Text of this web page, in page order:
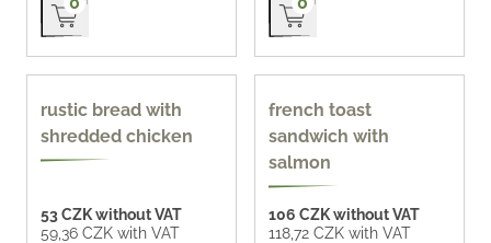
90 g
rustic bread with
shredded chicken
53 CZK without VAT
59,36 CZK with VAT
90 g
french toast
sandwich with
salmon
106 CZK without VAT
118,72 CZK with VAT